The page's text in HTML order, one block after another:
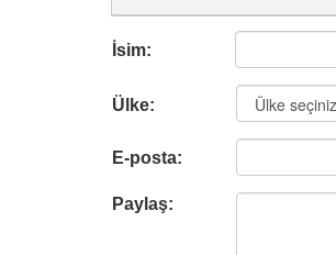
İsim:
Ülke:
E-posta:
Paylaş: